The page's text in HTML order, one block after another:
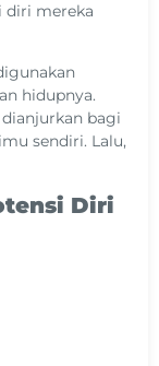
diri mereka
hidupnya.
bagi
sendiri. Lalu,
Diri